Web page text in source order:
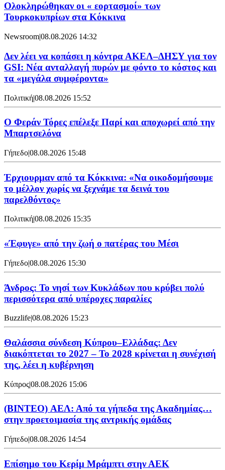
Ολοκληρώθηκαν οι « εορτασμοί» των
Τουρκοκυπρίων στα Κόκκινα
Newsroom|08.08.2026 14:32
Δεν λέει να κοπάσει η κόντρα ΑΚΕΛ–ΔΗΣΥ για τον
GSI: Νέα ανταλλαγή πυρών με φόντο το κόστος και
τα «μεγάλα συμφέροντα»
Πολιτική|08.08.2026 15:52
Ο Φεράν Τόρες επέλεξε Παρί και αποχωρεί από την
Μπαρτσελόνα
Γήπεδο|08.08.2026 15:48
Έρχιουρμαν από τα Κόκκινα: «Να οικοδομήσουμε
το μέλλον χωρίς να ξεχνάμε τα δεινά του
παρελθόντος»
Πολιτική|08.08.2026 15:35
«Έφυγε» από την ζωή ο πατέρας του Μέσι
Γήπεδο|08.08.2026 15:30
Άνδρος: Το νησί των Κυκλάδων που κρύβει πολύ
περισσότερα από υπέροχες παραλίες
Buzzlife|08.08.2026 15:23
Θαλάσσια σύνδεση Κύπρου–Ελλάδας: Δεν
διακόπτεται το 2027 – Το 2028 κρίνεται η συνέχισή
της, λέει η κυβέρνηση
Κύπρος|08.08.2026 15:06
(BINTEO) ΑΕΛ: Από τα γήπεδα της Ακαδημίας…
στην προετοιμασία της αντρικής ομάδας
Γήπεδο|08.08.2026 14:54
Επίσημο του Κερίμ Μράμπτι στην ΑΕK